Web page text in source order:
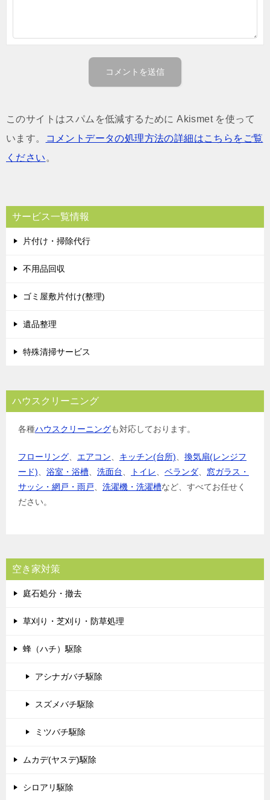
このサイトはスパムを低減するために Akismet を使って
います。
コメントデータの処理方法の詳細はこちらをご覧
ください 。
サービス一覧情報
片付け・掃除代行
不用品回収
ゴミ屋敷片付け(整理)
遺品整理
特殊清掃サービス
ハウスクリーニング
各種ハウスクリーニングも対応しております。
フローリング エアコン キッチン(台所)
換気扇(レンジフ
ード)
浴室・浴槽 洗面台 トイレ ベランダ
窓ガラス・
サッシ・網戸・雨戸
洗濯機・洗濯槽など、すべてお任せく
ださい。
空き家対策
庭石処分・撤去
草刈り・芝刈り・防草処理
蜂（ハチ）駆除
アシナガバチ駆除
スズメバチ駆除
ミツバチ駆除
ムカデ(ヤスデ)駆除
シロアリ駆除